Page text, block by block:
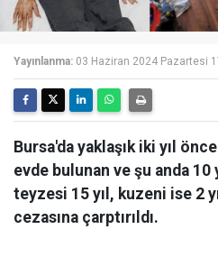
Yayınlanma: 03 Haziran 2024 Pazartesi
Bursa'da yaklaşık iki yıl
evde bulunan ve şu anda 10
teyzesi 15 yıl, kuzeni ise 2
cezasına çarptırıldı.